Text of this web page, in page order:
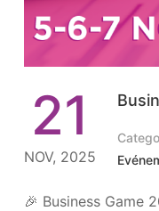
21
NOV, 2025
🎉 Business Game